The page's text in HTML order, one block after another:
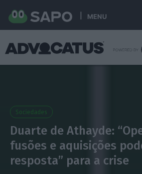
MENU
Sociedades
Duarte de Athayde:
fusões e aquisições
resposta” para a crise